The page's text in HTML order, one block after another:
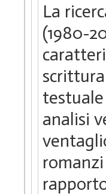
La
(1980-
analisi